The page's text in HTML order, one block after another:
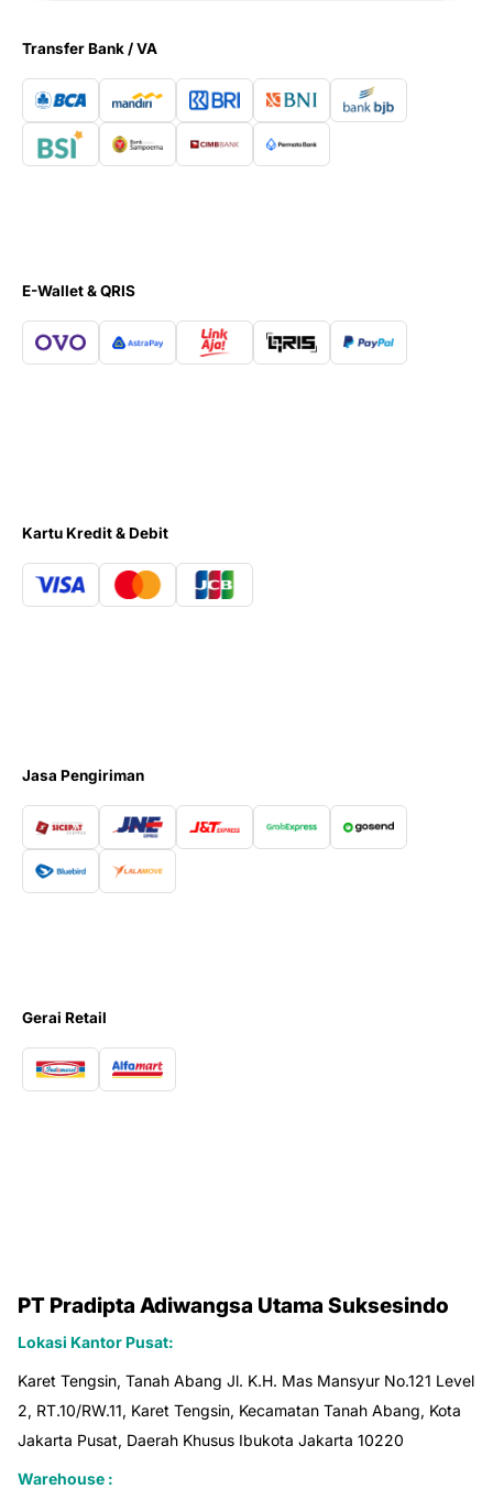
Transfer Bank / VA
E-Wallet & QRIS
Kartu Kredit & Debit
Jasa Pengiriman
Gerai Retail
PT Pradipta Adiwangsa Utama Suksesindo
Lokasi Kantor Pusat:
Karet Tengsin, Tanah Abang Jl. K.H. Mas Mansyur No.121 Level
2, RT.10/RW.11, Karet Tengsin, Kecamatan Tanah Abang, Kota
Jakarta Pusat, Daerah Khusus Ibukota Jakarta 10220
Warehouse :